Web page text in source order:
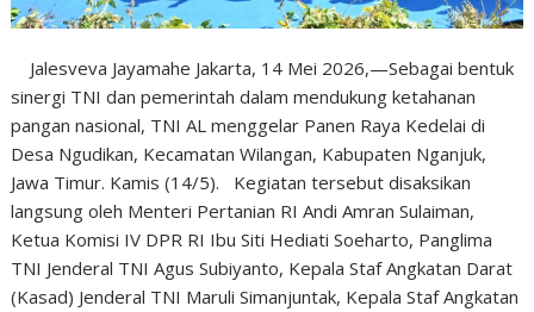
Jalesveva Jayamahe Jakarta, 14 Mei 2026,—Sebagai bentuk
sinergi TNI dan pemerintah dalam mendukung ketahanan
pangan nasional, TNI AL menggelar Panen Raya Kedelai di
Desa Ngudikan, Kecamatan Wilangan, Kabupaten Nganjuk,
Jawa Timur. Kamis (14/5). Kegiatan tersebut disaksikan
langsung oleh Menteri Pertanian RI Andi Amran Sulaiman,
Ketua Komisi IV DPR RI Ibu Siti Hediati Soeharto, Panglima
TNI Jenderal TNI Agus Subiyanto, Kepala Staf Angkatan Darat
(Kasad) Jenderal TNI Maruli Simanjuntak, Kepala Staf Angkatan